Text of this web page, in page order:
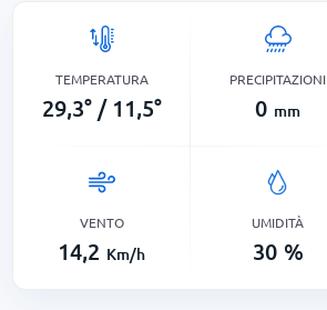
TEMPERATURA
29,3° / 11,5°
PRECIPITAZIONI
0 mm
VENTO
14,2 Km/h
UMIDITÀ
30 %